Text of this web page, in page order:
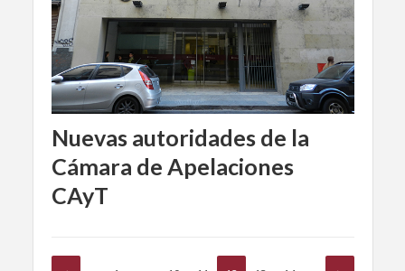
Nuevas autoridades de la
Cámara de Apelaciones
CAyT